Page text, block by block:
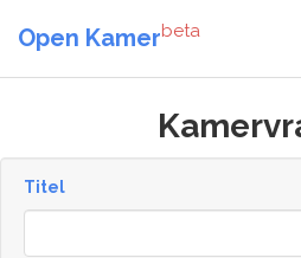
Open Kamerbeta
Titel